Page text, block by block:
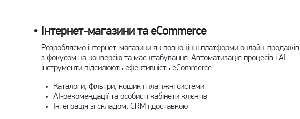
Інтернет-магазини та eCommerce
Розробляємо інтернет-магазини як повноцінні платформи онлайн-продажів
з фокусом на конверсію та масштабування. Автоматизація процесів і AI-
інструменти підсилюють ефективність eCommerce.
Каталоги, фільтри, кошик і платіжні системи
AI-рекомендації та особисті кабінети клієнтів
Інтеграція зі складом, CRM і доставкою